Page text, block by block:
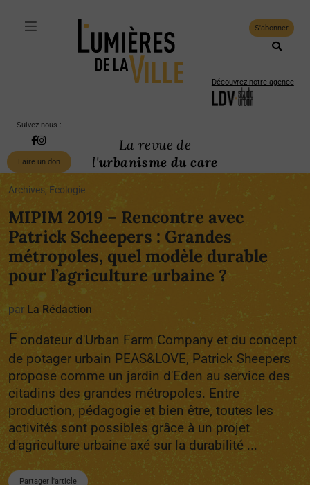
S'abonner
Découvrez notre agence
Suivez-nous :
Faire un don
La revue de
l'urbanisme du care
Archives, Ecologie
MIPIM 2019 – Rencontre avec
Patrick Scheepers : Grandes
métropoles, quel modèle durable
pour l’agriculture urbaine ?
par La Rédaction
F ondateur d'Urban Farm Company et du concept
de potager urbain PEAS&LOVE, Patrick Sheepers
propose comme un jardin d'Eden au service des
citadins des grandes métropoles. Entre
production, pédagogie et bien être, toutes les
activités sont possibles grâce à un projet
d'agriculture urbaine axé sur la durabilité ...
Partager l'article